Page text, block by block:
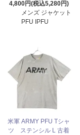
4,800円(税込5,280円)
メンズ ジャケット
PFU IPFU
米軍 ARMY PFU Tシャ
ツ ステンシル L 古着